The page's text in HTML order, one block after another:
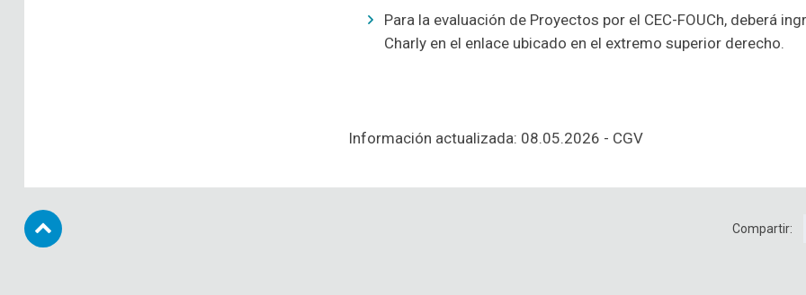
Para la evaluación de Proyectos por el CEC-FOUCh, deberá
Charly en el enlace ubicado en el extremo superior derecho.
Información actualizada: 08.05.2026 - CGV
Compartir: